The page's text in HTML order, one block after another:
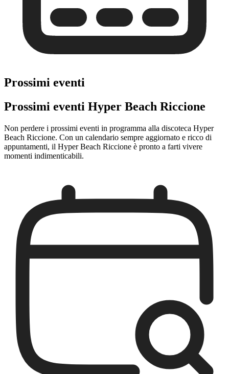
Prossimi eventi
Prossimi eventi Hyper Beach Riccione
Non perdere i prossimi eventi in programma alla discoteca Hyper
Beach Riccione. Con un calendario sempre aggiornato e ricco di
appuntamenti, il Hyper Beach Riccione è pronto a farti vivere
momenti indimenticabili.